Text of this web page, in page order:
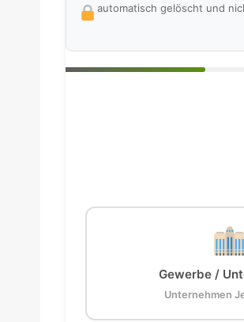
automatisch gelöscht und
Gewerbe /
Unternehmen